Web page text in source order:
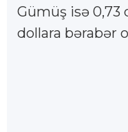
Gümüş isə 0,73
dollara bərabər